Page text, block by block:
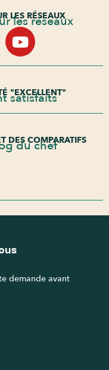
LES RÉSEAUX
les réseaux
"EXCELLENT"
satisfaits
DES COMPARATIFS
du chef
demande avant